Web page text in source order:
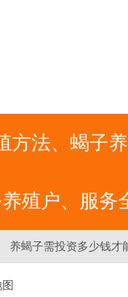
方法、蝎子
殖户、服务
养蝎子需投资多少钱才能挣钱？蝎
图